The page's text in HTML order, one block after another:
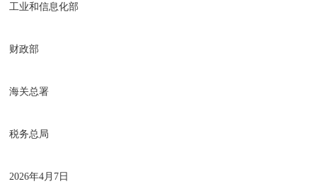
工业和信息化部
财政部
海关总署
税务总局
2026年4月7日